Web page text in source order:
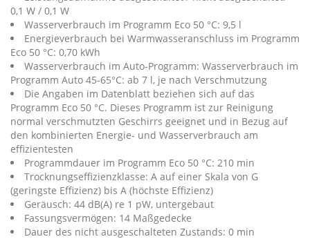
0,1 W / 0,1 W
Wasserverbrauch im Programm Eco 50 °C: 9,5 l
Energieverbrauch bei Warmwasseranschluss im Programm
Eco 50 °C: 0,70 kWh
Wasserverbrauch im Auto-Programm: Wasserverbrauch im
Programm Auto 45-65°C: ab 7 l, je nach Verschmutzung
Die Angaben im Datenblatt beziehen sich auf das
Programm Eco 50 °C. Dieses Programm ist zur Reinigung
normal verschmutzten Geschirrs geeignet und in Bezug auf
den kombinierten Energie- und Wasserverbrauch am
effizientesten
Programmdauer im Programm Eco 50 °C: 210 min
Trocknungseffizienzklasse: A auf einer Skala von G
(geringste Effizienz) bis A (höchste Effizienz)
Geräusch: 44 dB(A) re 1 pW, untergebaut
Fassungsvermögen: 14 Maßgedecke
Dauer des nicht ausgeschalteten Zustands: 0 min